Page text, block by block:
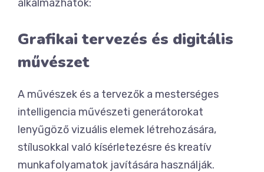
alkalmazhatók:
Grafikai tervezés és digitális
művészet
A művészek és a tervezők a mesterséges
intelligencia művészeti generátorokat
lenyűgöző vizuális elemek létrehozására,
stílusokkal való kísérletezésre és kreatív
munkafolyamatok javítására használják.